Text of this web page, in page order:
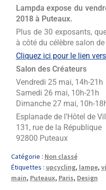
Panier
Lampda expose du
2018 à Puteaux.
Plus de 30 exposants,
à côté du célèbre salon
Cliquez ici pour le lien
Salon des Créateurs
Vendredi 25 mai, 14h-21h
Samedi 26 mai, 10h-21h
Dimanche 27 mai, 10h-
Esplanade de l’Hôtel de
131, rue de la République
92800 Puteaux
Catégorie : Non classé
Étiquettes : upcycling, lampe,
main, Puteaux, Paris, Design